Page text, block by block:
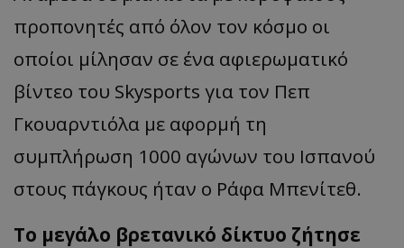
προπονητές από όλον τον κόσμο οι
οποίοι μίλησαν σε ένα αφιερωματικό
βίντεο του Skysports για τον Πεπ
Γκουαρντιόλα με αφορμή τη
συμπλήρωση 1000 αγώνων του Ισπανού
στους πάγκους ήταν ο Ράφα Μπενίτεθ.
Το μεγάλο βρετανικό δίκτυο ζήτησε